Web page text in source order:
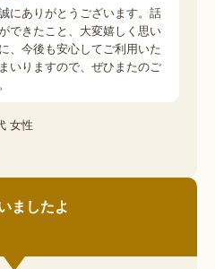
にありがとうございます。話
できたこと、大変嬉しく思い
、今後も安心してご利用いた
いりますので、ぜひまたのご
女性
ましたよ